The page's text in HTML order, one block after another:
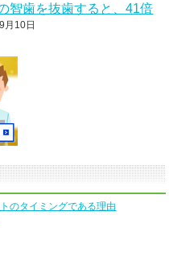
智歯を抜歯すると、41倍
10日
のタイミングである理由